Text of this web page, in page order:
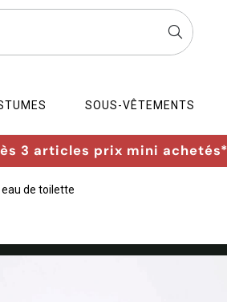
SOUS-VÊTEMENTS
3 articles prix mini achetés*
eau de toilette